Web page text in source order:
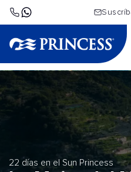
22 días en el Sun Princess